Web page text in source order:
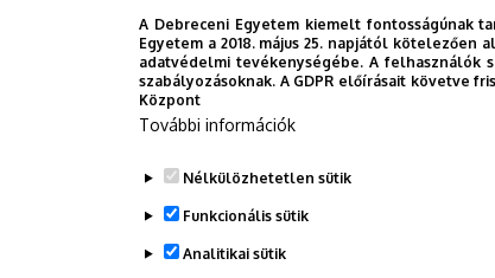
A Debreceni Egyetem kiemelt fontosságúnak
Egyetem a 2018. május 25. napjától
adatvédelmi tevékenységébe. A
szabályozásoknak. A GDPR előírásait követve
Központ
További információk
Nélkülözhetetlen sütik
Funkcionális sütik
Analitikai sütik